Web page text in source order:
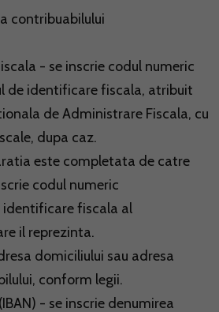
contribuabilului
- se inscrie codul numeric
de identificare fiscala, atribuit
de Administrare Fiscala, cu
dupa caz.
este completata de catre
codul numeric
identificare fiscala al
il reprezinta.
domiciliului sau adresa
conform legii.
- se inscrie denumirea